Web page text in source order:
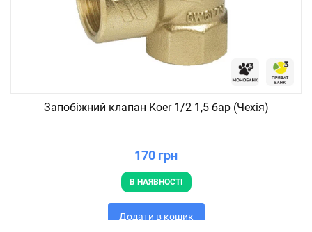
Запобіжний клапан Koer 1/2 1,5 бар (Чехія)
170 грн
В НАЯВНОСТІ
Додати в кошик